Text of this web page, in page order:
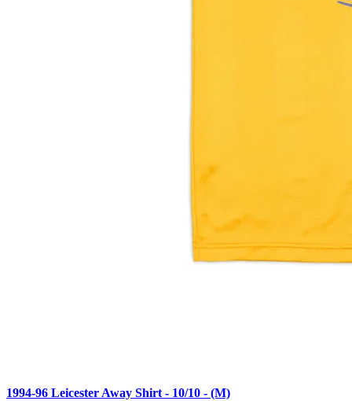
1994-96 Leicester Away Shirt - 10/10 - (M)